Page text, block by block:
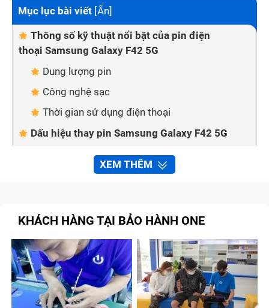
Mục lục bài viết [Ẩn]
Thông số kỹ thuật nổi bật của pin điện
thoại Samsung Galaxy F42 5G
Dung lượng pin
Công nghệ sạc
Thời gian sử dụng điện thoại
Dấu hiệu thay pin Samsung Galaxy F42 5G
Cách phân biệt pin điện thoại Samsung F42 5G
chính hãng với các loại pin khác
Pin chính hãng
Đội ngũ kỹ thuật chuyên nghiệp
Chính sách bảo hành lâu dài
Thực gian thực hiện nhanh chóng
XEM THÊM
KHÁCH HÀNG TẠI BẢO HÀNH ONE